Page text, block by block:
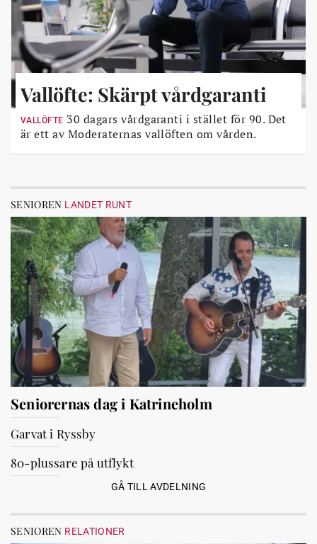
Vallöfte: Skärpt vårdgaranti
VALLÖFTE 30 dagars vårdgaranti i stället för 90. Det
är ett av Moderaternas vallöften om vården.
SENIOREN LANDET RUNT
Seniorernas dag i Katrineholm
Garvat i Ryssby
80-plussare på utflykt
GÅ TILL AVDELNING
SENIOREN RELATIONER